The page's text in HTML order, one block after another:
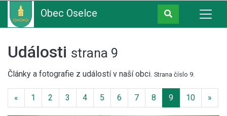
Obec Oselce
Události strana 9
Články a fotografie z událostí v naší obci. Strana číslo 9.
« Previous
1 2 3 4 5 6 7 8 9 10 »